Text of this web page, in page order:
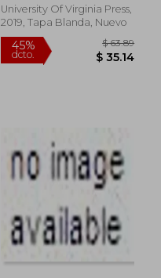
University Of Virginia Press,
2019, Tapa Blanda, Nuevo